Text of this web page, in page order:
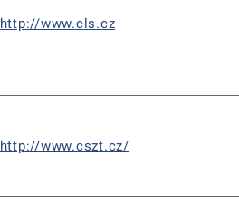
http://www.cls.cz
http://www.cszt.cz/